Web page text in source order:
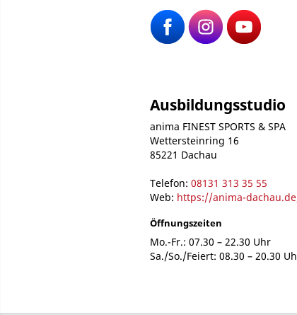
Ausbildungsstudio
anima FINEST SPORTS & SPA
Wettersteinring 16
85221 Dachau
Telefon: 08131 313 35 55
Web: https://anima-
Öffnungszeiten
Mo.-Fr.: 07.30 – 22.30 Uhr
Sa./So./Feiert: 08.30 – 20.30